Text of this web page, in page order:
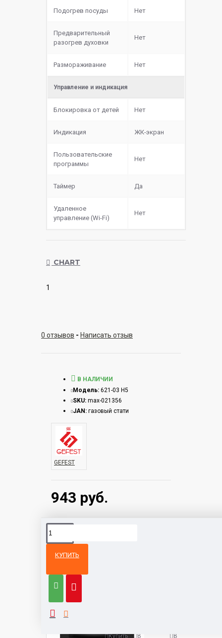
Подогрев посуды Нет
Предварительный
разогрев духовки
Нет
Размораживание Нет
Управление и индикация
Блокировка от детей Нет
Индикация ЖК-экран
Пользовательские
программы
Нет
Таймер Да
Удаленное
управление (Wi-Fi)
Нет
CHART
1
0 отзывов - Написать отзыв
943 руб.
В НАЛИЧИИ
Модель: 621-03 Н5
SKU: max-021356
JAN: газовый стати
GEFEST
КУПИТЬ
категории
Купить
В
В